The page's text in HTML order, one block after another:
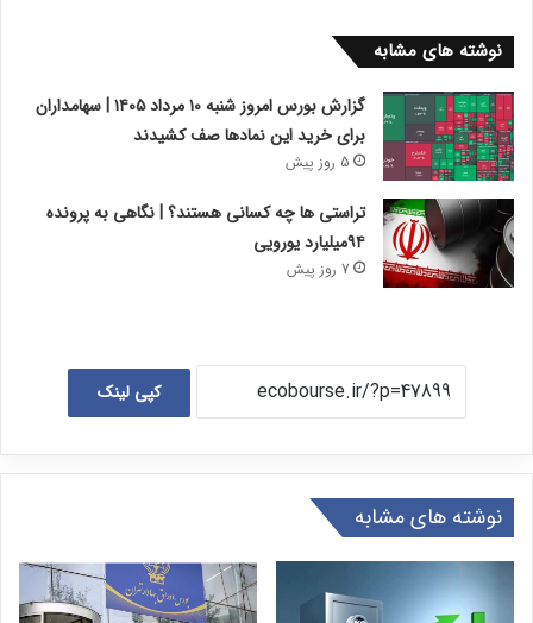
نوشته های مشابه
گزارش بورس امروز شنبه ۱۰ مرداد ۱۴۰۵ | سهامداران
برای خرید این نمادها صف کشیدند
5 روز پیش
تراستی ها چه کسانی هستند؟ | نگاهی به پرونده
۹۴میلیارد یورویی
7 روز پیش
کپی لینک
نوشته های مشابه